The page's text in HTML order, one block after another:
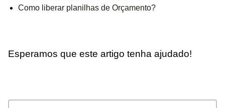
Como liberar planilhas de Orçamento?
Esperamos que este artigo tenha ajudado!